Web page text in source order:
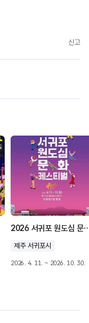
신고
2026 서귀포 원
제주 서귀포시
2026. 4. 11. ~ 2026. 10. 30.